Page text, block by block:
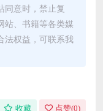
同意时，禁止复
站、书籍等各类媒
法权益，可联系我
收藏 点赞(0)